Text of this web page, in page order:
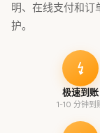
明、在线支付和订
护。
极速到账
1-10 分钟到